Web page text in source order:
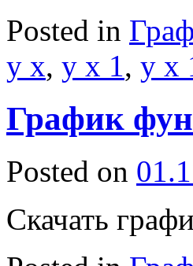
Posted in
y x, y x 1, y x
График
Posted on
Скачать